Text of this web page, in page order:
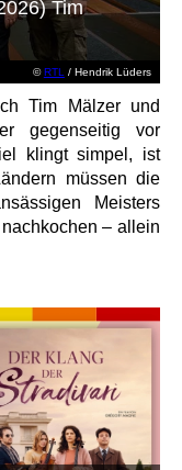
©RTL / Hendrik Lüders
Tim
Tim Mälzer und
gegenseitig vor
klingt simpel, ist
müssen die
Meisters
– allein